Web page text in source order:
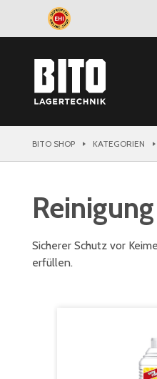
BITO SHOP KATEGORIEN
Sicherer Schutz vor
erfüllen.